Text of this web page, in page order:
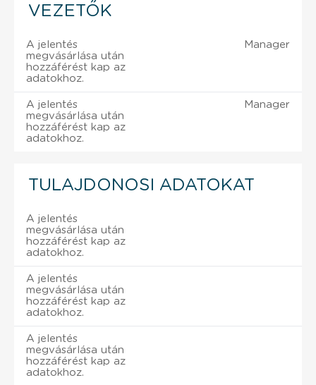
VEZETŐK
A jelentés
megvásárlása után
hozzáférést kap az
adatokhoz.
Manager
A jelentés
megvásárlása után
hozzáférést kap az
adatokhoz.
Manager
TULAJDONOSI ADATOKAT
A jelentés
megvásárlása után
hozzáférést kap az
adatokhoz.
A jelentés
megvásárlása után
hozzáférést kap az
adatokhoz.
A jelentés
megvásárlása után
hozzáférést kap az
adatokhoz.